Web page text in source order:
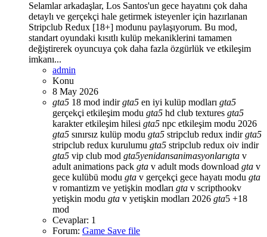
Selamlar arkadaşlar, Los Santos'un gece hayatını çok daha
detaylı ve gerçekçi hale getirmek isteyenler için hazırlanan
Stripclub Redux [18+] modunu paylaşıyorum. Bu mod,
standart oyundaki kısıtlı kulüp mekaniklerini tamamen
değiştirerek oyuncuya çok daha fazla özgürlük ve etkileşim
imkanı...
admin
Konu
8 May 2026
gta5 18 mod indirgta5 en iyi kulüp modları gta5
gerçekçi etkileşim modu gta5 hd club textures gta5
karakter etkileşim hilesi gta5 npc etkileşim modu 2026
gta5 sınırsız kulüp modu gta5 stripclub redux indirgta5
stripclub redux kurulumu gta5 stripclub redux oiv indir
gta5 vip club mod gta5yenidansanimasyonlarıgta v
adult animations pack gta v adult mods download gta v
gece kulübü modu gta v gerçekçi gece hayatı modu gta
v romantizm ve yetişkin modları gta v scripthookv
yetişkin modu gta v yetişkin modları 2026 gta5 +18
mod
Cevaplar: 1
Forum: Game Save file